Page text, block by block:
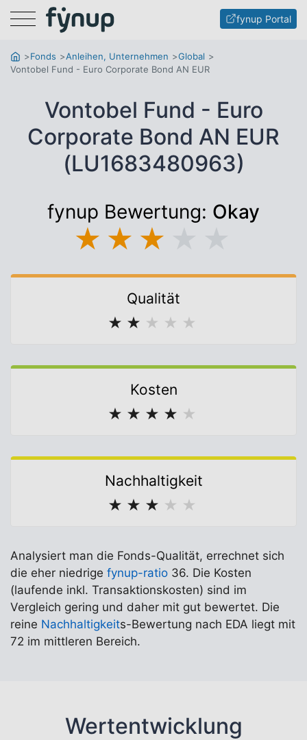
Menu fynup Portal
Fonds Anleihen, Unternehmen
Global
Vontobel Fund - Euro Corporate Bond AN EUR
Vontobel Fund - Euro
Corporate Bond AN EUR
(LU1683480963)
fynup Bewertung: Okay
★ ★ ★
Qualität
★ ★ ★ ★ ★
Kosten
★ ★ ★ ★ ★
Nachhaltigkeit
★ ★ ★ ★ ★
Analysiert man die Fonds-Qualität, errechnet sich
die eher niedrige fynup-ratio 36. Die Kosten
(laufende inkl. Transaktionskosten) sind im
Vergleich gering und daher mit gut bewertet. Die
reine Nachhaltigkeits-Bewertung nach EDA liegt mit
72 im mittleren Bereich.
Wertentwicklung